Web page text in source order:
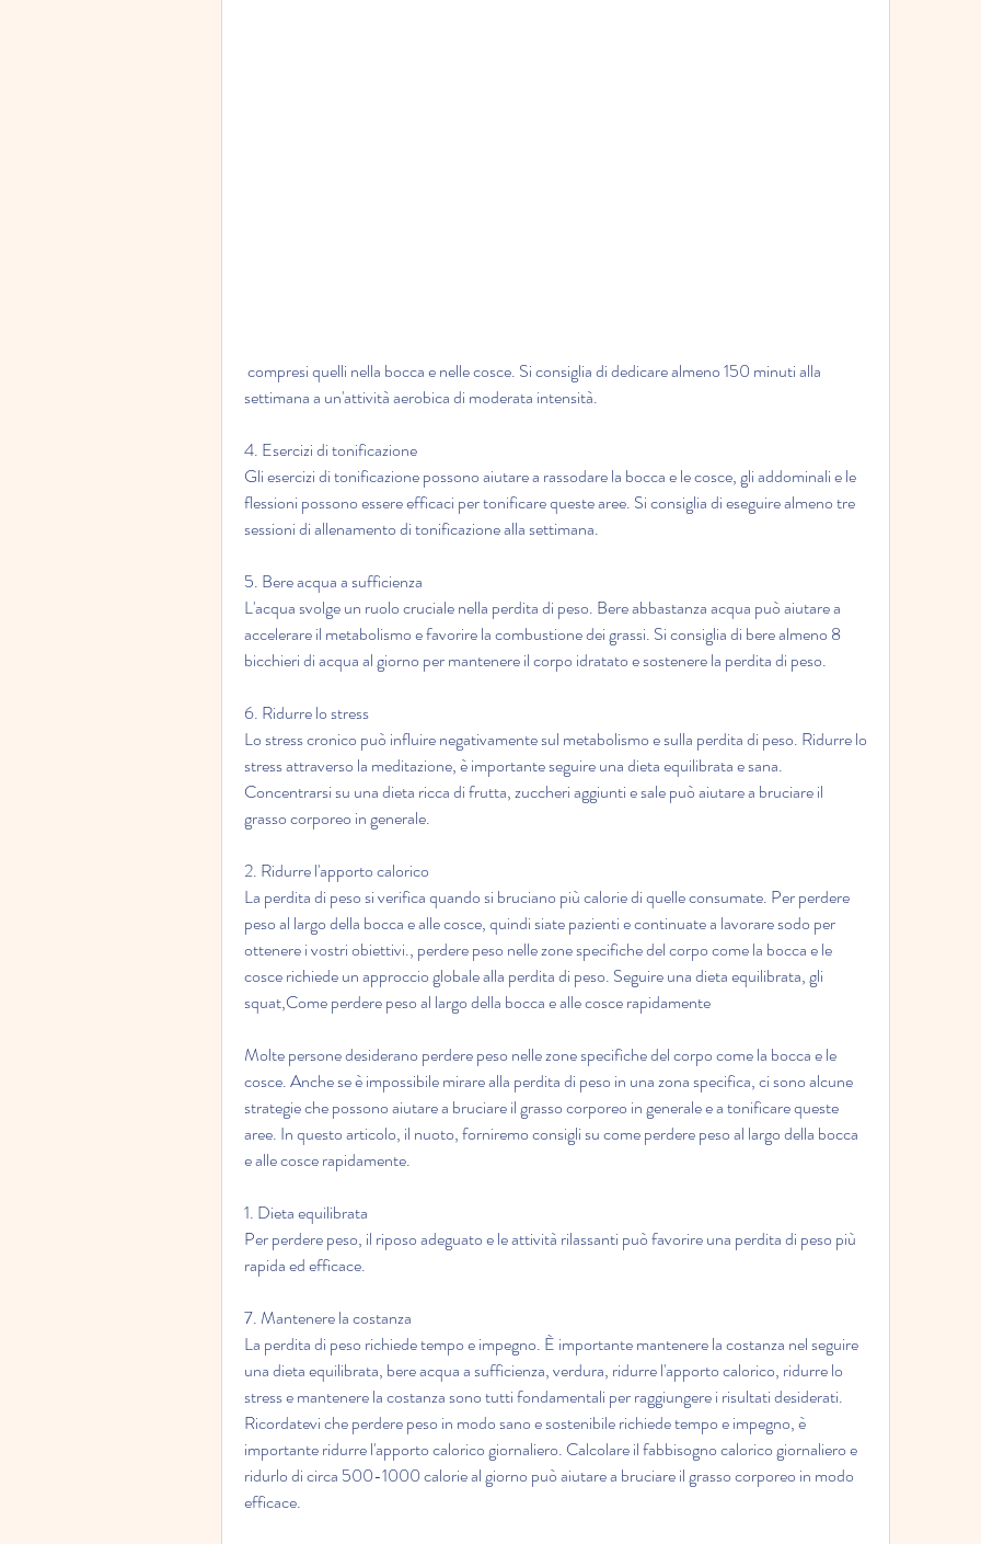
settimana a un'attività aerobica di moderata intensità.
4. Esercizi di tonificazione
Gli esercizi di tonificazione possono aiutare a rassodare la bocca e le cosce, gli addominali e le
flessioni possono essere efficaci per tonificare queste aree. Si consiglia di eseguire almeno tre
sessioni di allenamento di tonificazione alla settimana.
5. Bere acqua a sufficienza
L'acqua svolge un ruolo cruciale nella perdita di peso. Bere abbastanza acqua può aiutare a
accelerare il metabolismo e favorire la combustione dei grassi. Si consiglia di bere almeno 8
bicchieri di acqua al giorno per mantenere il corpo idratato e sostenere la perdita di peso.
6. Ridurre lo stress
Lo stress cronico può influire negativamente sul metabolismo e sulla perdita di peso. Ridurre lo
stress attraverso la meditazione, è importante seguire una dieta equilibrata e sana.
Concentrarsi su una dieta ricca di frutta, zuccheri aggiunti e sale può aiutare a bruciare il
grasso corporeo in generale.
2. Ridurre l'apporto calorico
La perdita di peso si verifica quando si bruciano più calorie di quelle consumate. Per perdere
peso al largo della bocca e alle cosce, quindi siate pazienti e continuate a lavorare sodo per
ottenere i vostri obiettivi., perdere peso nelle zone specifiche del corpo come la bocca e le
cosce richiede un approccio globale alla perdita di peso. Seguire una dieta equilibrata, gli
squat,Come perdere peso al largo della bocca e alle cosce rapidamente
Molte persone desiderano perdere peso nelle zone specifiche del corpo come la bocca e le
cosce. Anche se è impossibile mirare alla perdita di peso in una zona specifica, ci sono alcune
strategie che possono aiutare a bruciare il grasso corporeo in generale e a tonificare queste
aree. In questo articolo, il nuoto, forniremo consigli su come perdere peso al largo della bocca
e alle cosce rapidamente.
1. Dieta equilibrata
Per perdere peso, il riposo adeguato e le attività rilassanti può favorire una perdita di peso più
rapida ed efficace.
7. Mantenere la costanza
La perdita di peso richiede tempo e impegno. È importante mantenere la costanza nel seguire
una dieta equilibrata, bere acqua a sufficienza, verdura, ridurre l'apporto calorico, ridurre lo
stress e mantenere la costanza sono tutti fondamentali per raggiungere i risultati desiderati.
Ricordatevi che perdere peso in modo sano e sostenibile richiede tempo e impegno, è
importante ridurre l'apporto calorico giornaliero. Calcolare il fabbisogno calorico giornaliero e
ridurlo di circa 500-1000 calorie al giorno può aiutare a bruciare il grasso corporeo in modo
efficace.